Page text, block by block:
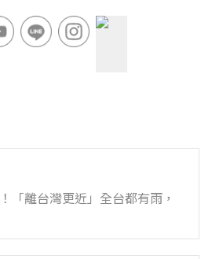
「離台灣更近」全台都有雨，